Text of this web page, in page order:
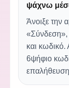
ψάχνω
Άνοιξε την
«Σύνδεση»,
και κωδικό.
6ψήφιο